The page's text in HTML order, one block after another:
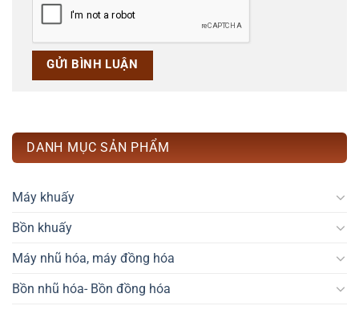
DANH MỤC SẢN PHẨM
Máy khuấy
Bồn khuấy
Máy nhũ hóa, máy đồng hóa
Bồn nhũ hóa- Bồn đồng hóa